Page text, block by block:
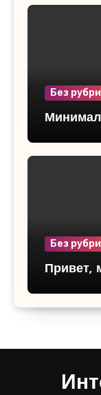
Без
Без
Привет,